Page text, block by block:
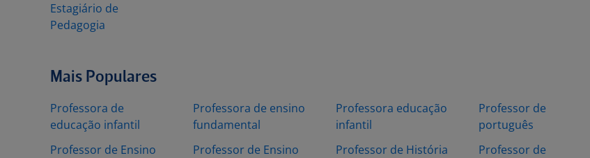
Estagiário de
Pedagogia
Mais Populares
Professora de
educação infantil
Professor de Ensino
Professora de ensino
fundamental
Professor de Ensino
Professora educação
infantil
Professor de História
Professor de
português
Professor de